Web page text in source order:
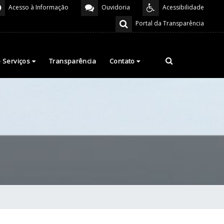
Acessibilidade
Ouvidoria
Acesso à Informação
Portal da Transparência
Serviços Transparência Contato